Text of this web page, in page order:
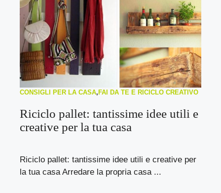
CONSIGLI PER LA CASA, FAI DA TE E RICICLO CREATIVO
Riciclo pallet: tantissime idee utili e
creative per la tua casa
Riciclo pallet: tantissime idee utili e creative per
la tua casa Arredare la propria casa ...